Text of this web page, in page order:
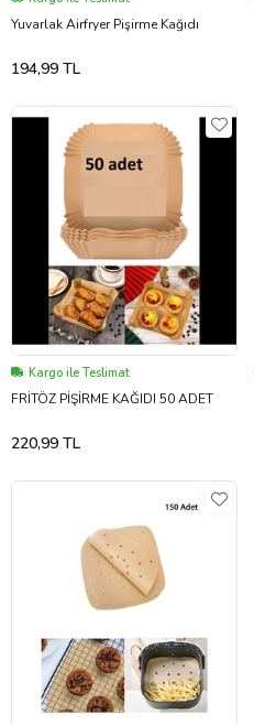
Yuvarlak Airfryer Pişirme Kağıdı
194,99 TL
Kargo ile Teslimat
FRİTÖZ PİŞİRME KAĞIDI 50 ADET
220,99 TL